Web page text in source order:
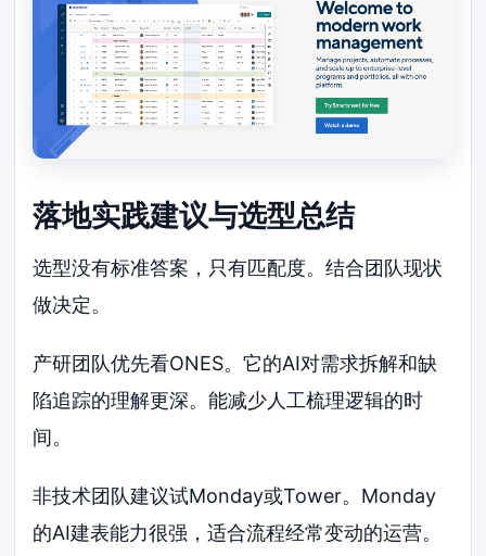
落地实践建议与选型总结
选型没有标准答案，只有匹配度。结合团队现状
做决定。
产研团队优先看ONES。它的AI对需求拆解和缺
陷追踪的理解更深。能减少人工梳理逻辑的时
间。
非技术团队建议试Monday或Tower。Monday
的AI建表能力很强，适合流程经常变动的运营。